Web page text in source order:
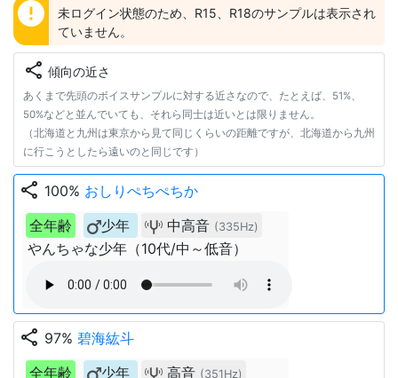
error
未ログイン状態のため、R15、R18のサンプルは表示され
ていません。
share 傾向の近さ
あくまで先頭のボイスサンプルに対する近さなので、たとえば、51%、
50%などと並んでいても、それら同士は近いとは限りません。
（北海道と九州は東京から見て同じくらいの距離ですが、北海道から九州
に行こうとしたら遠いのと同じです）
share 100% おしりぺちぺちか
全年齢
少年 中高音 (335Hz)
やんちゃな少年（10代/中～低音）
share 97% 碧海紘斗
全年齢
少年 高音 (351Hz)